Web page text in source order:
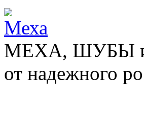
МЕХА, ШУБЫ
от надежного